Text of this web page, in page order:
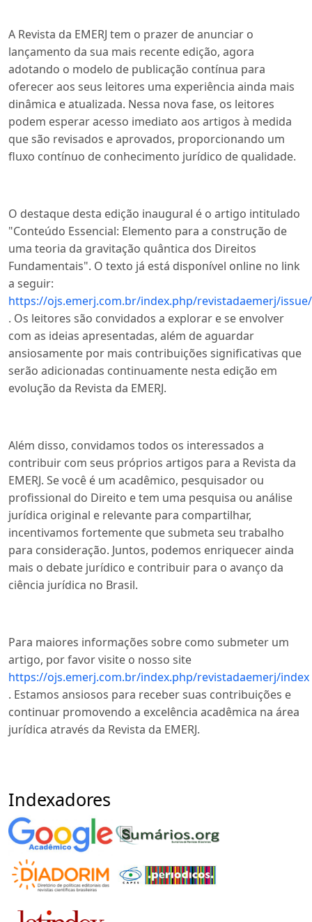
A Revista da EMERJ tem o prazer de anunciar o
lançamento da sua mais recente edição, agora
adotando o modelo de publicação contínua para
oferecer aos seus leitores uma experiência ainda mais
dinâmica e atualizada. Nessa nova fase, os leitores
podem esperar acesso imediato aos artigos à medida
que são revisados e aprovados, proporcionando um
fluxo contínuo de conhecimento jurídico de qualidade.
O destaque desta edição inaugural é o artigo intitulado
"Conteúdo Essencial: Elemento para a construção de
uma teoria da gravitação quântica dos Direitos
Fundamentais". O texto já está disponível online no link
a seguir:
https://ojs.emerj.com.br/index.php/revistadaemerj/
. Os leitores são convidados a explorar e se envolver
com as ideias apresentadas, além de aguardar
ansiosamente por mais contribuições significativas que
serão adicionadas continuamente nesta edição em
evolução da Revista da EMERJ.
Além disso, convidamos todos os interessados a
contribuir com seus próprios artigos para a Revista da
EMERJ. Se você é um acadêmico, pesquisador ou
profissional do Direito e tem uma pesquisa ou análise
jurídica original e relevante para compartilhar,
incentivamos fortemente que submeta seu trabalho
para consideração. Juntos, podemos enriquecer ainda
mais o debate jurídico e contribuir para o avanço da
ciência jurídica no Brasil.
Para maiores informações sobre como submeter um
artigo, por favor visite o nosso site
https://ojs.emerj.com.br/index.php/revistadaemerj/index
. Estamos ansiosos para receber suas contribuições e
continuar promovendo a excelência acadêmica na área
jurídica através da Revista da EMERJ.
Indexadores